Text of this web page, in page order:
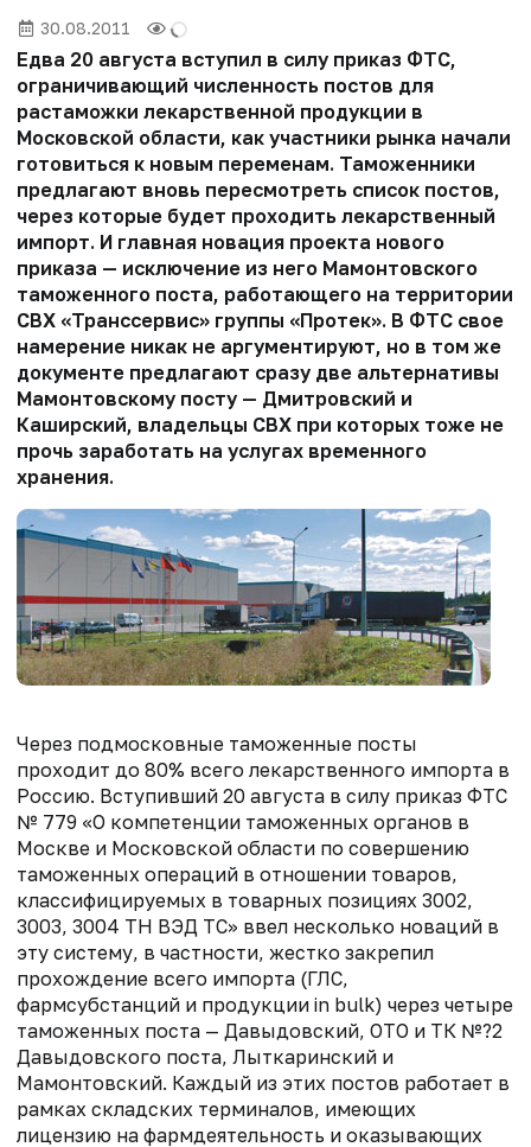
30.08.2011
Едва 20 августа вступил в силу приказ ФТС,
ограничивающий численность постов для
растаможки лекарственной продукции в
Московской области, как участники рынка начали
готовиться к новым переменам. Таможенники
предлагают вновь пересмотреть список постов,
через которые будет проходить лекарственный
импорт. И главная новация проекта нового
приказа — исключение из него Мамонтовского
таможенного поста, работающего на территории
СВХ «Транссервис» группы «Протек». В ФТС свое
намерение никак не аргументируют, но в том же
документе предлагают сразу две альтернативы
Мамонтовскому посту — Дмитровский и
Каширский, владельцы СВХ при которых тоже не
прочь заработать на услугах временного
хранения.
Через подмосковные таможенные посты
проходит до 80% всего лекарственного импорта в
Россию. Вступивший 20 августа в силу приказ ФТС
№ 779 «О компетенции таможенных органов в
Москве и Московской области по совершению
таможенных операций в отношении товаров,
классифицируемых в товарных позициях 3002,
3003, 3004 ТН ВЭД ТС» ввел несколько новаций в
эту систему, в частности, жестко закрепил
прохождение всего импорта (ГЛС,
фармсубстанций и продукции in bulk) через четыре
таможенных поста — Давыдовский, ОТО и ТК №?2
Давыдовского поста, Лыткаринский и
Мамонтовский. Каждый из этих постов работает в
рамках складских терминалов, имеющих
лицензию на фармдеятельность и оказывающих